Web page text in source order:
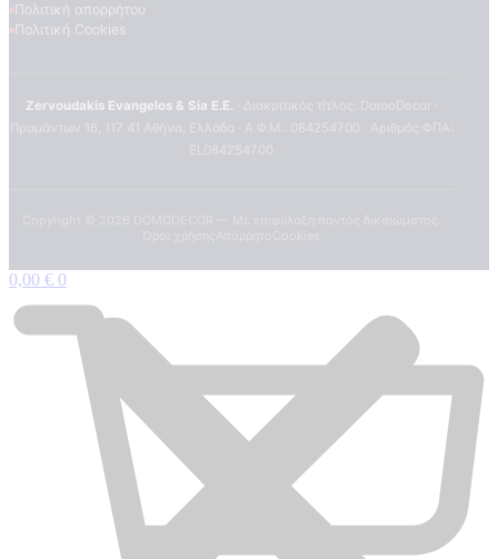
Πολιτική απορρήτου
Πολιτική Cookies
Zervoudakis Evangelos & Sia E.E.
0,00 € 0